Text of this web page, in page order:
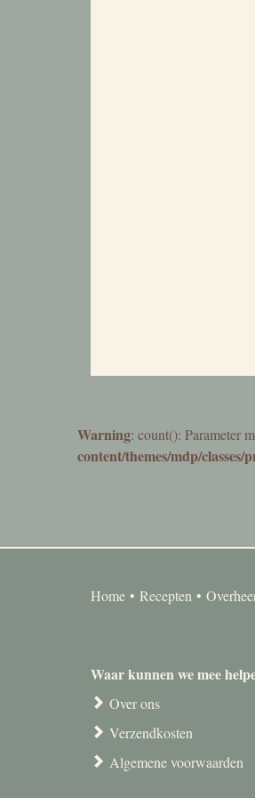
Warning: count(): Parameter
content/themes/mdp/
Home Recepten
Waar kunnen we mee
Over ons
Verzendkosten
Algemene voorwaarden